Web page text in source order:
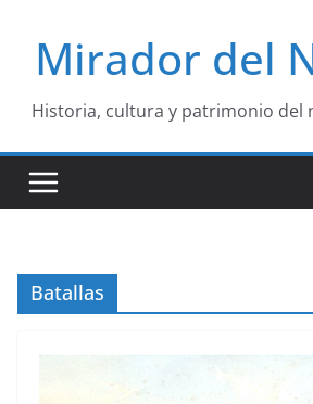
contenido
Mirador del
Historia, cultura y patrimonio del
Batallas